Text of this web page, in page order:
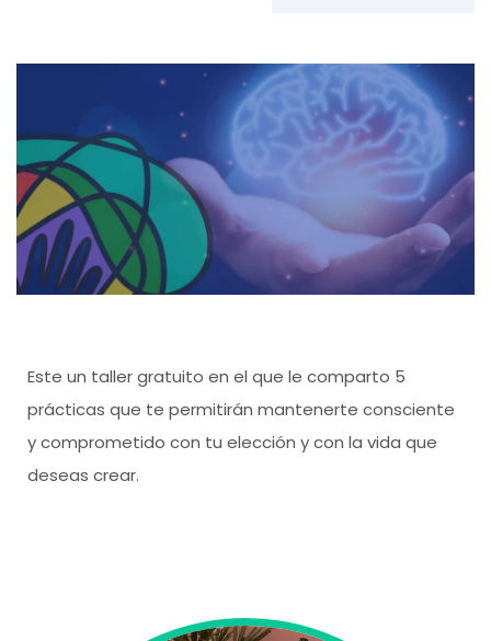
Este un taller gratuito en el que le comparto 5
prácticas que te permitirán mantenerte consciente
y comprometido con tu elección y con la vida que
deseas crear.